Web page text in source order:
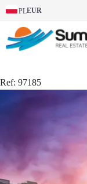
PLEUR
Ref: 97185